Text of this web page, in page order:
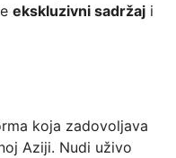
ekskluzivni sadržaj i
koja zadovoljava
Aziji. Nudi uživo